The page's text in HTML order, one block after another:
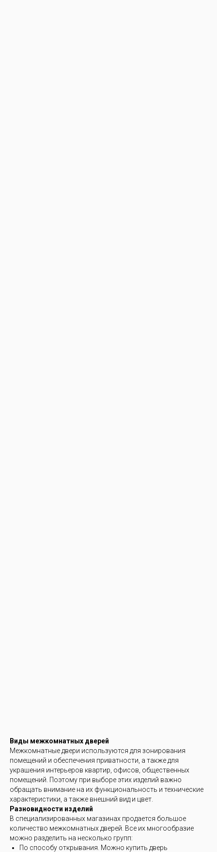
Виды межкомнатных дверей
Межкомнатные двери используются для зонирования
помещений и обеспечения приватности, а также для
украшения интерьеров квартир, офисов, общественных
помещений. Поэтому при выборе этих изделий важно
обращать внимание на их функциональность и технические
характеристики, а также внешний вид и цвет.
Разновидности изделий
В специализированных магазинах продается большое
количество межкомнатных дверей. Все их многообразие
можно разделить на несколько групп:
По способу открывания. Можно купить дверь